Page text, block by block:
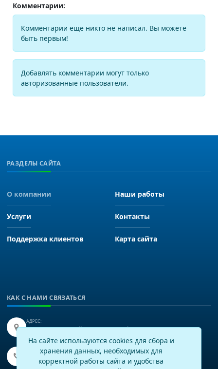
Комментарии:
Комментарии еще никто не написал. Вы можете
быть первым!
Добавлять комментарии могут только
авторизованные пользователи.
РАЗДЕЛЫ САЙТА
О компании Наши работы
Услуги Контакты
Поддержка клиентов Карта сайта
КАК С НАМИ СВЯЗАТЬСЯ
АДРЕС:
Иркутск, улица Байкальская 249, офис 225.
ТЕЛЕФОН:
+7(3952)43-60-16
На сайте используются cookies для сбора и
хранения данных, необходимых для
корректной работы сайта и удобства